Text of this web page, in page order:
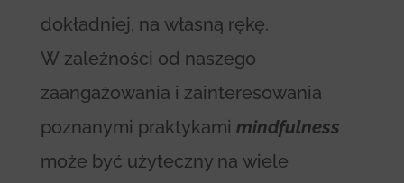
dokładniej, na własną rękę.
W zależności od naszego
zaangażowania i zainteresowania
poznanymi praktykami mindfulness
może być użyteczny na wiele